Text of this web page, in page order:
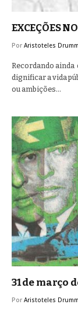
EXCEÇÕES
Por Aristoteles
Recordando
dignificar a vida
ou ambições…
31 de março
Por Aristoteles